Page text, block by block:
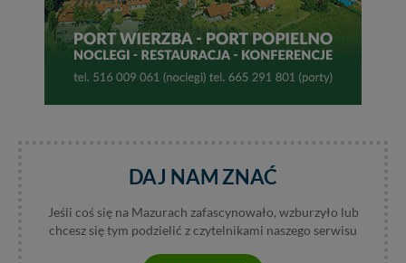
DAJ NAM ZNAĆ
Jeśli coś się na Mazurach zafascynowało, wzburzyło lub
chcesz się tym podzielić z czytelnikami naszego serwisu
zrobić za Ciebie.
Dziękujemy, i życzmy miłego odkrywania Mazur na
nowo...